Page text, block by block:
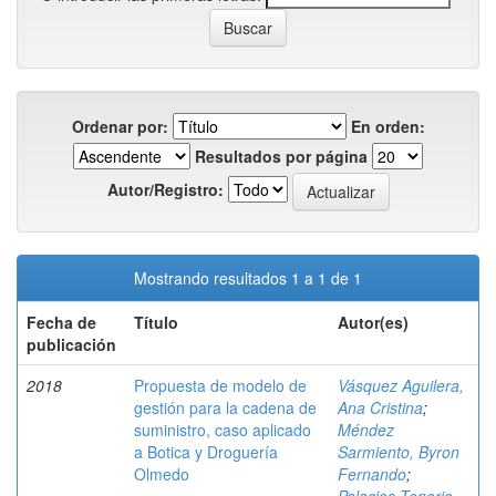
Ordenar por:
En orden:
Resultados por página
Autor/Registro:
Mostrando resultados 1 a 1 de 1
Fecha de
publicación
Título Autor(es)
2018
Propuesta de modelo de
gestión para la cadena de
suministro, caso aplicado
a Botica y Droguería
Olmedo
Vásquez Aguilera,
Ana Cristina;
Méndez
Sarmiento, Byron
Fernando;